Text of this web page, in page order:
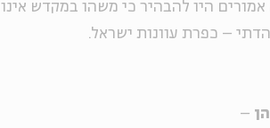
היו להבהיר כי משהו במקדש אינו
– כפרת עוונות ישראל.
–